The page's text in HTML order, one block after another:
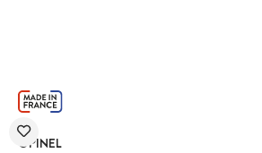
OPINEL